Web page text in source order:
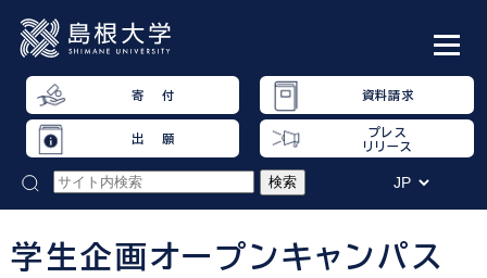
寄 付 資料請求
出 願
プレス
リリース
学生企画オープンキャンパス